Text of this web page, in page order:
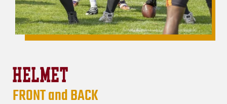
HELMET
FRONT and BACK